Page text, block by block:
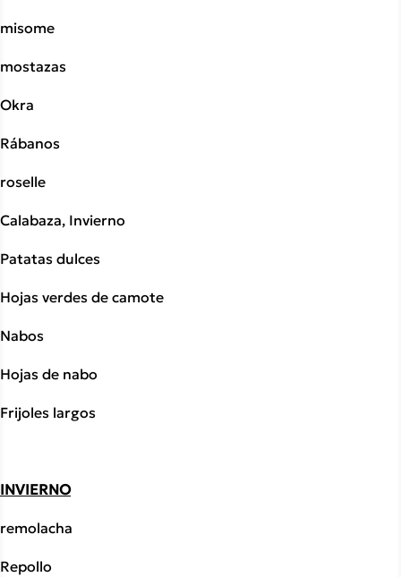
misome
mostazas
Okra
Rábanos
roselle
Calabaza, Invierno
Patatas dulces
Hojas verdes de camote
Nabos
Hojas de nabo
Frijoles largos
INVIERNO
remolacha
Repollo